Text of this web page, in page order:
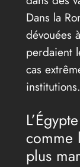
Dans la
dévouées
perdaient
cas
institutions.
comme
plus